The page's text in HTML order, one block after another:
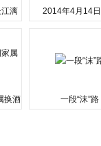
漓
2014年4月14
换酒
一段“沫”路